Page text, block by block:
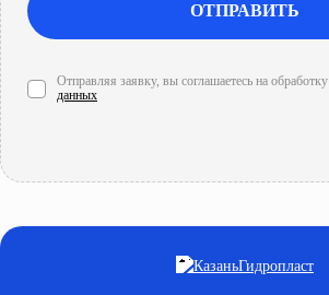
ОТПРАВИТЬ
Отправляя заявку, вы соглашаетесь на обработку
данных